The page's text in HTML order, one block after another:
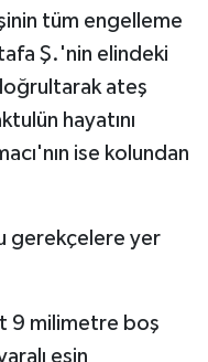
tüm engelleme
Ş.'nin elindeki
ateş
hayatını
ise kolundan
gerekçelere yer
9 milimetre boş
eşin